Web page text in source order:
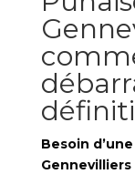
Besoin